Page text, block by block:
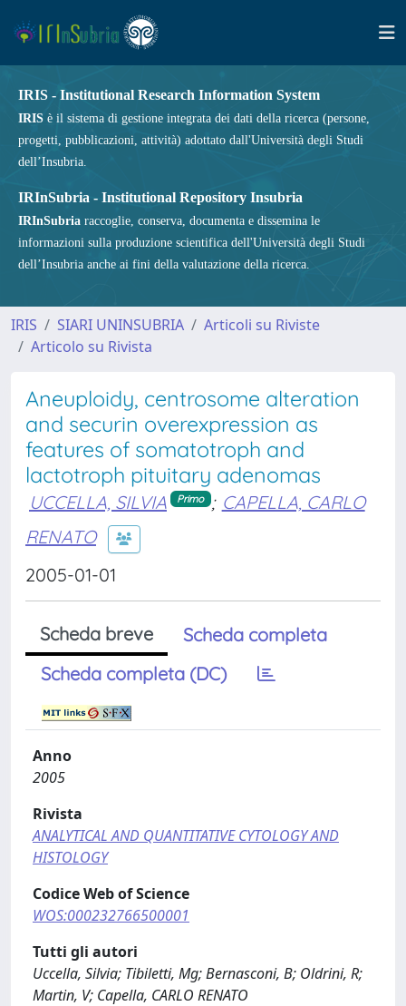
IRIS - Institutional Research Information System
IRIS è il sistema di gestione integrata dei dati della ricerca (persone,
progetti, pubblicazioni, attività) adottato dall'Università degli Studi
dell’Insubria.
IRInSubria - Institutional Repository Insubria
IRInSubria raccoglie, conserva, documenta e dissemina le
informazioni sulla produzione scientifica dell'Università degli Studi
dell’Insubria anche ai fini della valutazione della ricerca.
IRIS SIARI UNINSUBRIA
Articoli su Riviste
Articolo su Rivista
Aneuploidy, centrosome alteration
and securin overexpression as
features of somatotroph and
lactotroph pituitary adenomas
UCCELLA, SILVIA Primo ; CAPELLA, CARLO
RENATO
2005-01-01
Scheda breve
Scheda completa
Scheda completa (DC)
Anno
2005
Rivista
ANALYTICAL AND QUANTITATIVE CYTOLOGY AND
HISTOLOGY
Codice Web of Science
WOS:000232766500001
Tutti gli autori
Uccella, Silvia; Tibiletti, Mg; Bernasconi, B; Oldrini, R;
Martin, V; Capella, CARLO RENATO